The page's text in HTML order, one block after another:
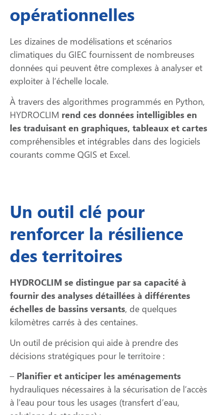
opérationnelles
Les dizaines de modélisations et scénarios
climatiques du GIEC fournissent de nombreuses
données qui peuvent être complexes à analyser et
exploiter à l’échelle locale.
À travers des algorithmes programmés en Python,
HYDROCLIM rend ces données intelligibles en
les traduisant en graphiques, tableaux et cartes
compréhensibles et intégrables dans des logiciels
courants comme QGIS et Excel.
Un outil clé pour
renforcer la résilience
des territoires
HYDROCLIM se distingue par sa capacité à
fournir des analyses détaillées à différentes
échelles de bassins versants, de quelques
kilomètres carrés à des centaines.
Un outil de précision qui aide à prendre des
décisions stratégiques pour le territoire :
– Planifier et anticiper les aménagements
hydrauliques nécessaires à la sécurisation de l’accès
à l’eau pour tous les usages (transfert d’eau,